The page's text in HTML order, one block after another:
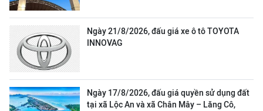
Ngày 21/8/2026, đấu giá xe ô tô TOYOTA
INNOVAG
Ngày 17/8/2026, đấu giá quyền sử dụng đất
tại xã Lộc An và xã Chân Mây – Lăng Cô,